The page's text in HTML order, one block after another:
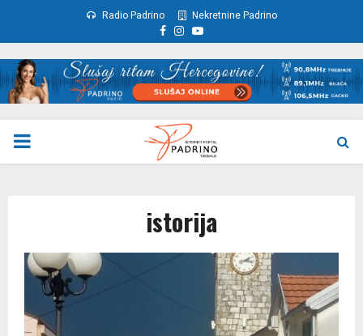
Radio Padrino Nekretnine Padrino
Facebook
Instagram
Youtube
PRIMARY
istorija